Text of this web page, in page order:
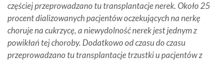
częściej przeprowadzano tu transplantacje nerek. Około 25
procent dializowanych pacjentów oczekujących na nerkę
choruje na cukrzycę, a niewydolność nerek jest jednym z
powikłań tej choroby. Dodatkowo od czasu do czasu
przeprowadzano tu transplantacje trzustki u pacjentów z